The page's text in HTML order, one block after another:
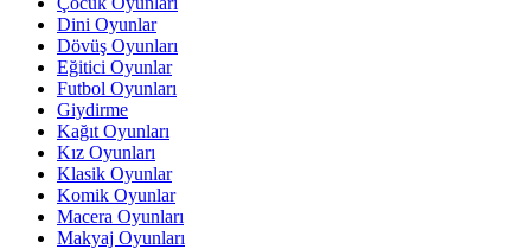
Dini Oyunlar
Dövüş Oyunları
Eğitici Oyunlar
Futbol Oyunları
Giydirme
Kağıt Oyunları
Kız Oyunları
Klasik Oyunlar
Komik Oyunlar
Macera Oyunları
Makyaj Oyunları